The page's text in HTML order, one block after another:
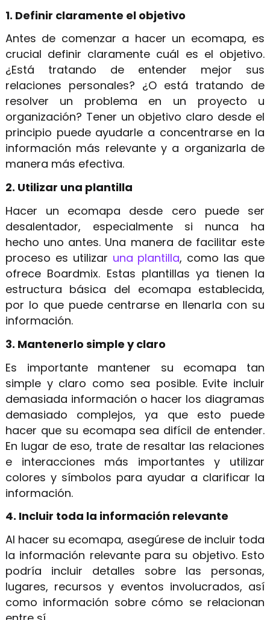
1. Definir claramente el objetivo
Antes de comenzar a hacer un ecomapa, es
crucial definir claramente cuál es el objetivo.
¿Está tratando de entender mejor sus
relaciones personales? ¿O está tratando de
resolver un problema en un proyecto u
organización? Tener un objetivo claro desde el
principio puede ayudarle a concentrarse en la
información más relevante y a organizarla de
manera más efectiva.
2. Utilizar una plantilla
Hacer un ecomapa desde cero puede ser
desalentador, especialmente si nunca ha
hecho uno antes. Una manera de facilitar este
proceso es utilizar una plantilla, como las que
ofrece Boardmix. Estas plantillas ya tienen la
estructura básica del ecomapa establecida,
por lo que puede centrarse en llenarla con su
información.
3. Mantenerlo simple y claro
Es importante mantener su ecomapa tan
simple y claro como sea posible. Evite incluir
demasiada información o hacer los diagramas
demasiado complejos, ya que esto puede
hacer que su ecomapa sea difícil de entender.
En lugar de eso, trate de resaltar las relaciones
e interacciones más importantes y utilizar
colores y símbolos para ayudar a clarificar la
información.
4. Incluir toda la información relevante
Al hacer su ecomapa, asegúrese de incluir toda
la información relevante para su objetivo. Esto
podría incluir detalles sobre las personas,
lugares, recursos y eventos involucrados, así
como información sobre cómo se relacionan